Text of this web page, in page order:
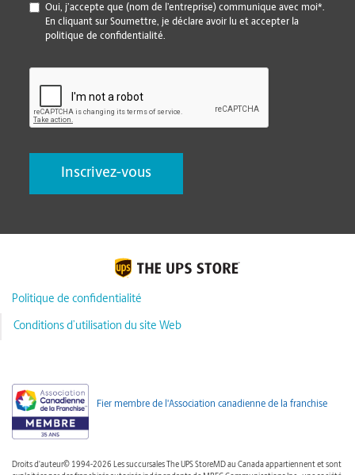
*
Oui, j’accepte que (nom de l’entreprise) communique avec moi*.
En cliquant sur Soumettre, je déclare avoir lu et accepter la
politique de confidentialité.
Politique de confidentialité
Conditions d’utilisation du site Web
Fier membre de l'Association canadienne de la franchise
Droits d'auteur© 1994-2026 Les succursales The UPS StoreMD au Canada appartiennent et sont